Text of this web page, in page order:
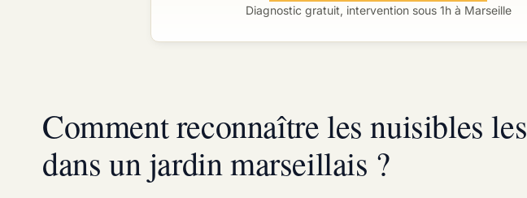
Diagnostic gratuit, intervention sous 1h à Marseille
Comment reconnaître les nuisibles
dans un jardin marseillais ?